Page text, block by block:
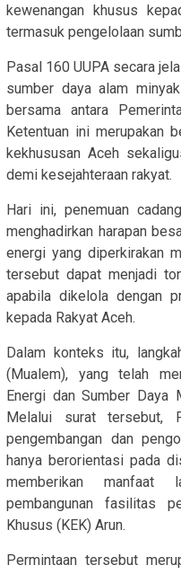
kewenangan khusus
termasuk pengelolaan
Pasal 160 UUPA secara
sumber daya alam
bersama antara
Ketentuan ini merupakan
kekhususan Aceh
demi kesejahteraan rakyat.
Hari ini, penemuan
menghadirkan harapan
energi yang diperkirakan
tersebut dapat menjadi
apabila dikelola dengan
kepada Rakyat Aceh.
Dalam konteks itu,
(Mualem), yang telah
Energi dan Sumber Daya
Melalui surat tersebut,
pengembangan dan
hanya berorientasi pada
memberikan manfaat
pembangunan fasilitas
Khusus (KEK) Arun.
Permintaan tersebut